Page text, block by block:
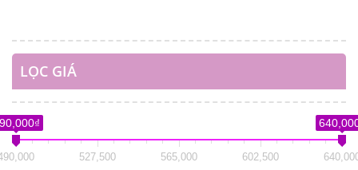
LỌC GIÁ
527,500 565,000 602,500